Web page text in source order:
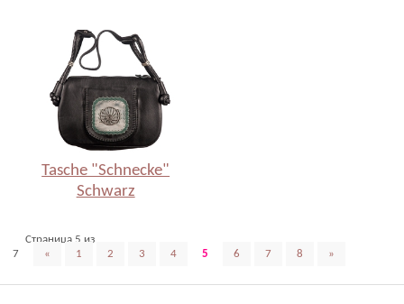
Tasche "Schnecke"
Schwarz
Страница 5 из
7
« 1 2 3 4 5 6 7 8 »